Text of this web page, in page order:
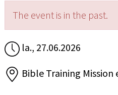
The event is in the past.
la., 27.06.2026
Bible Training Mission